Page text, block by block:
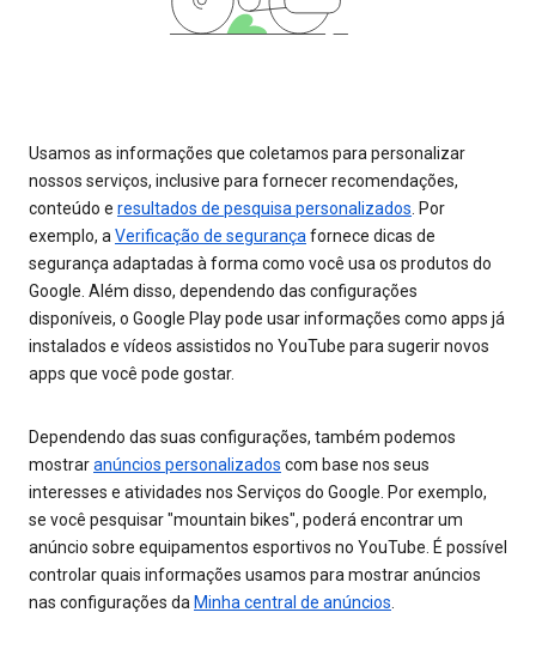
Usamos as informações que coletamos para personalizar
nossos serviços, inclusive para fornecer recomendações,
conteúdo e resultados de pesquisa personalizados . Por
exemplo, a Verificação de segurança fornece dicas de
segurança adaptadas à forma como você usa os produtos do
Google. Além disso, dependendo das configurações
disponíveis, o Google Play pode usar informações como apps já
instalados e vídeos assistidos no YouTube para sugerir novos
apps que você pode gostar.
Dependendo das suas configurações, também podemos
mostraranúncios personalizados com base nos seus
interesses e atividades nos Serviços do Google. Por exemplo,
se você pesquisar "mountain bikes", poderá encontrar um
anúncio sobre equipamentos esportivos no YouTube. É possível
controlar quais informações usamos para mostrar anúncios
nas configurações da Minha central de anúncios